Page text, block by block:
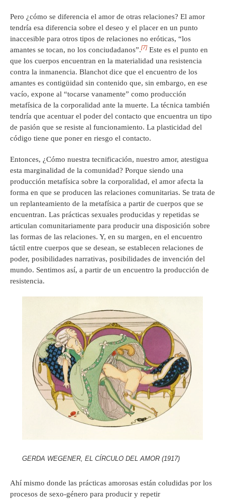
Pero ¿cómo se diferencia el amor de otras relaciones? El amor
tendría esa diferencia sobre el deseo y el placer en un punto
inaccesible para otros tipos de relaciones no eróticas, “los
amantes se tocan, no los conciudadanos”.[7] Este es el punto en
que los cuerpos encuentran en la materialidad una resistencia
contra la inmanencia. Blanchot dice que el encuentro de los
amantes es contigüidad sin contenido que, sin embargo, en ese
vacío, expone al “tocarse vanamente” como producción
metafísica de la corporalidad ante la muerte. La técnica también
tendría que acentuar el poder del contacto que encuentra un tipo
de pasión que se resiste al funcionamiento. La plasticidad del
código tiene que poner en riesgo el contacto.
Entonces, ¿Cómo nuestra tecnificación, nuestro amor, atestigua
esta marginalidad de la comunidad? Porque siendo una
producción metafísica sobre la corporalidad, el amor afecta la
forma en que se producen las relaciones comunitarias. Se trata de
un replanteamiento de la metafísica a partir de cuerpos que se
encuentran. Las prácticas sexuales producidas y repetidas se
articulan comunitariamente para producir una disposición sobre
las formas de las relaciones. Y, en su margen, en el encuentro
táctil entre cuerpos que se desean, se establecen relaciones de
poder, posibilidades narrativas, posibilidades de invención del
mundo. Sentimos así, a partir de un encuentro la producción de
resistencia.
GERDA WEGENER, EL CÍRCULO DEL AMOR (1917)
Ahí mismo donde las prácticas amorosas están coludidas por los
procesos de sexo-género para producir y repetir